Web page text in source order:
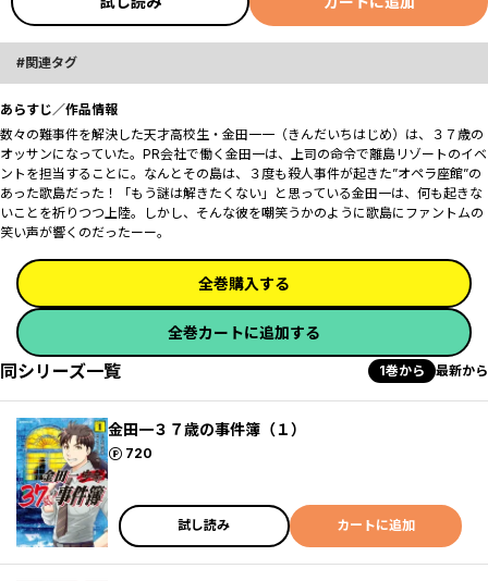
関連タグ
あらすじ／作品情報
数々の難事件を解決した天才高校生・金田一一（きんだいちはじめ）は、３７歳の
オッサンになっていた。PR会社で働く金田一は、上司の命令で離島リゾートのイベ
ントを担当することに。なんとその島は、３度も殺人事件が起きた”オペラ座館”の
あった歌島だった！「もう謎は解きたくない」と思っている金田一は、何も起きな
いことを祈りつつ上陸。しかし、そんな彼を嘲笑うかのように歌島にファントムの
笑い声が響くのだったーー。
全巻購入する
全巻カートに追加する
同シリーズ一覧 1巻から 最新から
金田一３７歳の事件簿（１）
720
ポイント
試し読み カートに追加